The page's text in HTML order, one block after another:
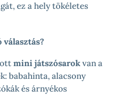
ez a hely tökéletes
mini játszósarokvan a
babahinta, alacsony
és árnyékos